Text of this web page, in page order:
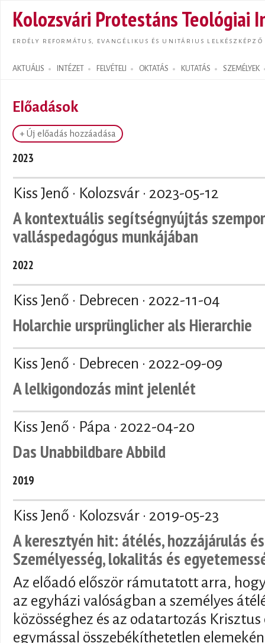
Kolozsvári Protestáns Teológiai
ERDÉLY REFORMÁTUS, EVANGÉLIKUS ÉS UNITÁRIUS LELKÉSZKÉPZŐ
AKTUÁLIS INTÉZET FELVÉTELI OKTATÁS KUTATÁS SZEMÉLYEK
Search form
Előadások
+ Új előadás hozzáadása
2023
Kiss Jenő · Kolozsvár · 2023-05-12
A kontextuális segítségnyújtás
valláspedagógus munkájában
2022
Kiss Jenő · Debrecen · 2022-11-04
Holarchie ursprünglicher als Hierarchie
Kiss Jenő · Debrecen · 2022-09-09
A lelkigondozás mint jelenlét
Kiss Jenő · Pápa · 2022-04-20
Das Unabbildbare Abbild
2019
Kiss Jenő · Kolozsvár · 2019-05-23
A keresztyén hit: átélés, hozzájárulás
Személyesség, lokalitás és
Az előadó először rámutatott arra,
az egyházi valóságban a személyes
közösséghez és az odatartozás
egymással összebékíthetetlen